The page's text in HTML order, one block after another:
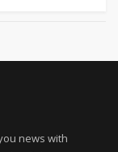
news with